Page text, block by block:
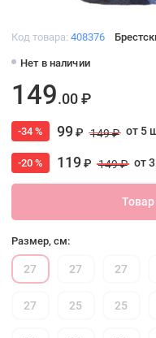
Код товара: 408376
Нет в наличии
149.00 ₽
-34 % 99₽ 149 ₽ от 5
-20 % 119₽ 149 ₽ от
Размер, см:
27 27 27
27 25 25